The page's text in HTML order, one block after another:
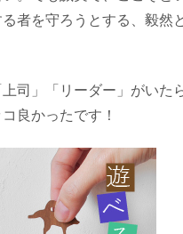
者を守ろうとする、毅然
司」「リーダー」がいた
良かったです！